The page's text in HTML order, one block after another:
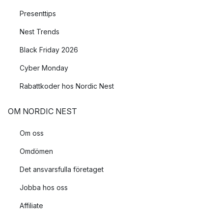
Presenttips
Nest Trends
Black Friday 2026
Cyber Monday
Rabattkoder hos Nordic Nest
OM NORDIC NEST
Om oss
Omdömen
Det ansvarsfulla företaget
Jobba hos oss
Affiliate